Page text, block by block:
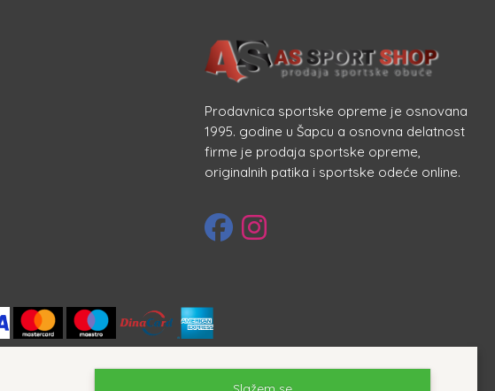
Prodavnica sportske opreme je osnovana
1995. godine u Šapcu a osnovna delatnost
firme je prodaja sportske opreme,
originalnih patika i sportske odeće online.